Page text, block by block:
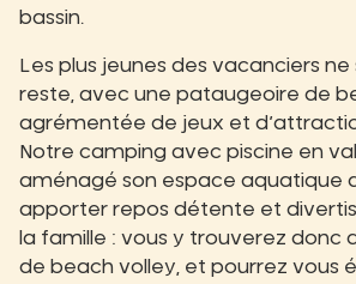
bassin.
Les plus jeunes des vacanciers ne
reste, avec une pataugeoire de
agrémentée de jeux et
Notre camping avec piscine en
aménagé son espace aquatique
apporter repos détente et
la famille : vous y trouverez donc
de beach volley, et pourrez vous